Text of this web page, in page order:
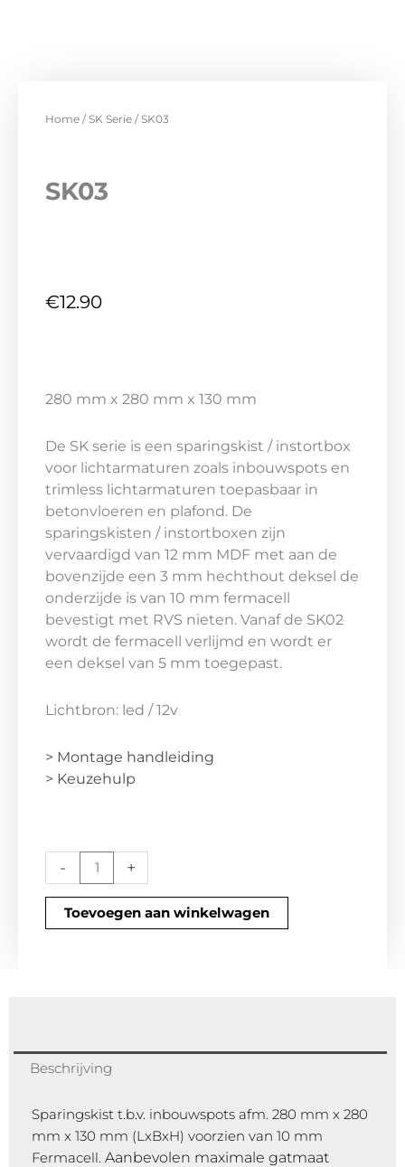
Home /SK Serie / SK03
SK03
€12.90
280 mm x 280 mm x 130 mm
De SK serie is een sparingskist / instortbox
voor lichtarmaturen zoals inbouwspots en
trimless lichtarmaturen toepasbaar in
betonvloeren en plafond. De
sparingskisten / instortboxen zijn
vervaardigd van 12 mm MDF met aan de
bovenzijde een 3 mm hechthout deksel de
onderzijde is van 10 mm fermacell
bevestigt met RVS nieten. Vanaf de SK02
wordt de fermacell verlijmd en wordt er
een deksel van 5 mm toegepast.
Lichtbron: led / 12v
> Montage handleiding
> Keuzehulp
-
aantal
+
Toevoegen aan winkelwagen
Beschrijving
Sparingskist t.b.v. inbouwspots afm. 280 mm x 280
mm x 130 mm (LxBxH) voorzien van 10 mm
Fermacell. Aanbevolen maximale gatmaat